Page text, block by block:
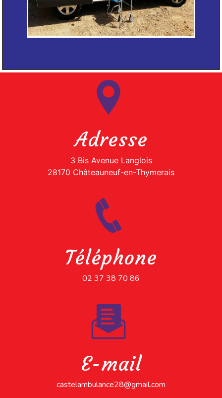
Adresse
3 Bis Avenue Langlois
28170 Châteauneuf-en-Thymerais
Téléphone
02 37 38 70 86
E-mail
castelambulance28@gmail.com